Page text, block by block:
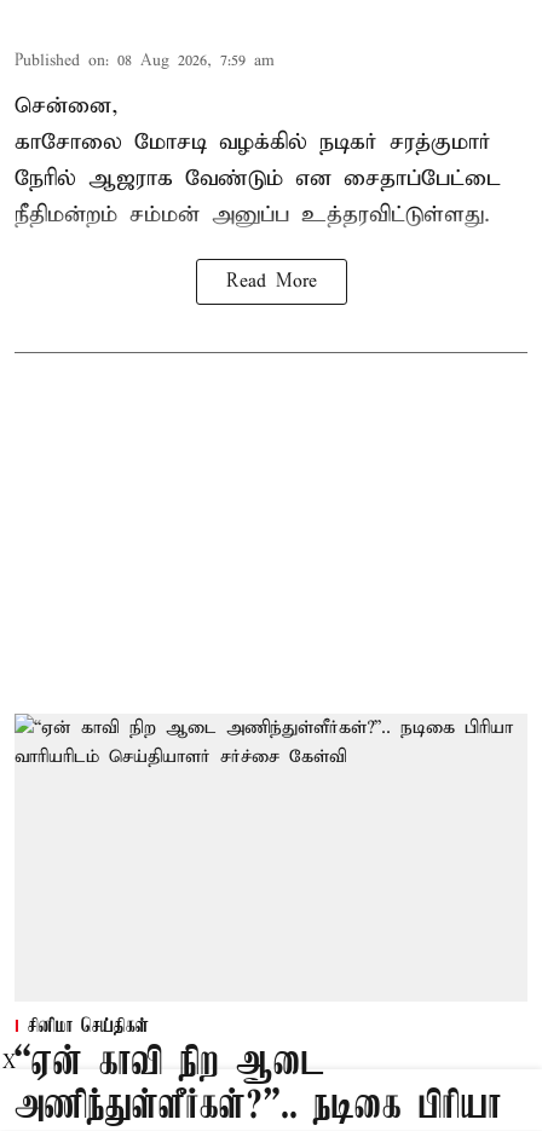
Published on: 08 Aug 2026, 7:59 am
சென்னை,
காசோலை மோசடி வழக்கில் நடிகர் சரத்குமார்
நேரில் ஆஜராக வேண்டும் என சைதாப்பேட்டை
நீதிமன்றம் சம்மன் அனுப்ப உத்தரவிட்டுள்ளது.
Read More
சினிமா செய்திகள்
“ஏன் காவி நிற ஆடை
அணிந்துள்ளீர்கள்?”.. நடிகை பிரியா
X